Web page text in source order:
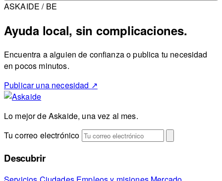
ASKAIDE / BE
Ayuda local, sin complicaciones.
Encuentra a alguien de confianza o publica tu necesidad
en pocos minutos.
Publicar una necesidad ↗
Lo mejor de Askaide, una vez al mes.
Tu correo electrónico
Descubrir